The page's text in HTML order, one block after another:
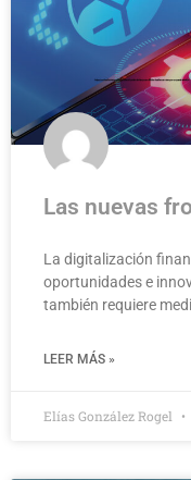
Las nuevas
La digitalización
oportunidades e
también requiere
LEER MÁS »
Elías González Rogel